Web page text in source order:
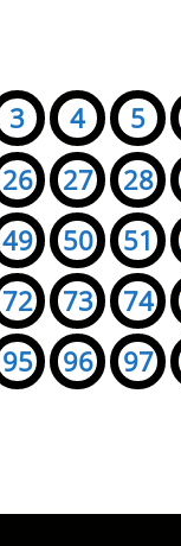
3 4 5
26 27 28
49 50 51
72 73 74
95 96 97